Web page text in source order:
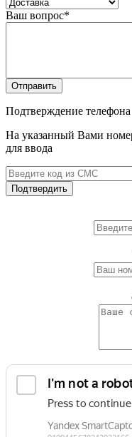
Ваш вопрос*
Отправить
Подтверждение телефона
На указанный Вами
для ввода
Подтвердить